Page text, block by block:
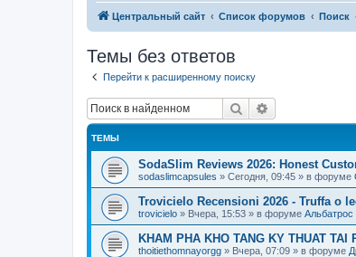
Центральный сайт Список форумов Поиск
Темы без ответов
Перейти к расширенному поиску
Поиск
ТЕМЫ
SodaSlim Reviews 2026: Honest
sodaslimcapsules » Сегодня, 09:45 » в форуме
Trovicielo Recensioni 2026 - Truffa o
trovicielo » Вчера, 15:53 » в форуме Альбатрос
KHAM PHA KHO TANG KY THUAT TAI
thoitiethomnayorgg » Вчера, 07:09 » в форуме